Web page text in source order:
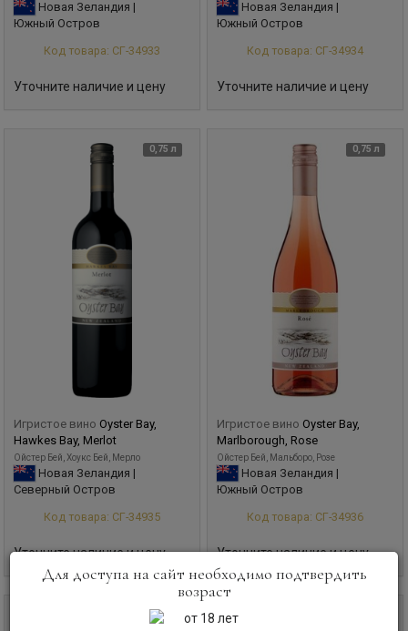
Новая Зеландия |
Южный Остров
Код товара: СГ-34933
Уточните наличие и цену
Новая Зеландия |
Южный Остров
Код товара: СГ-34934
Уточните наличие и цену
0,75 л
Игристое вино Oyster Bay,
Hawkes Bay, Merlot
Ойстер Бей, Хоукс Бей, Мерло
Новая Зеландия |
Северный Остров
Код товара: СГ-34935
Уточните наличие и цену
0,75 л
Игристое вино Oyster Bay,
Marlborough, Rose
Ойстер Бей, Мальборо, Розе
Новая Зеландия |
Южный Остров
Код товара: СГ-34936
Уточните наличие и цену
0,75 л
Для доступа на сайт необходимо подтвердить
возраст